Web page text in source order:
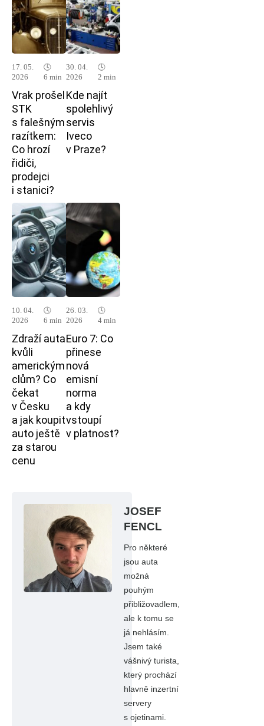
17. 05.
2026
🕓
6 min
Vrak prošel
STK
s falešným
razítkem:
Co hrozí
řidiči,
prodejci
i stanici?
30. 04.
2026
🕓
2 min
Kde najít
spolehlivý
servis
Iveco
v Praze?
10. 04.
2026
🕓
6 min
Zdraží auta
kvůli
americkým
clům? Co
čekat
v Česku
a jak koupit
auto ještě
za starou
cenu
26. 03.
2026
🕓
4 min
Euro 7: Co
přinese
nová
emisní
norma
a kdy
vstoupí
v platnost?
JOSEF
FENCL
Pro některé
jsou auta
možná
pouhým
přibližovadlem,
ale k tomu se
já nehlásím.
Jsem také
vášnivý turista,
který prochází
hlavně inzertní
servery
s ojetinami.